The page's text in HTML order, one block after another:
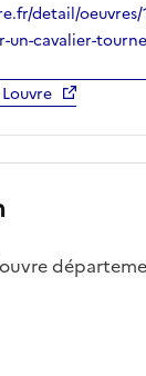
detail/oeuvres/
un-cavalier-